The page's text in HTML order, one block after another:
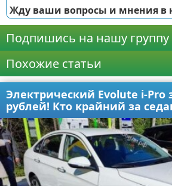
Жду ваши вопросы и мнения в
Подпишись на нашу группу
Похожие статьи
Электрический Evolute i-Pro
рублей! Кто крайний за